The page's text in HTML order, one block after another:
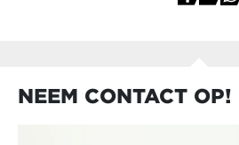
NEEM CONTACT OP!